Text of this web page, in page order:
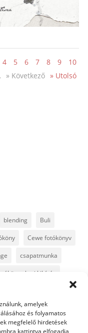
amelyek
és folyamatos
megfelelő hirdetések
kattintva elfogadja
4 5 6 7 8 9
10
» Következő » Utolsó
blending Buli
Cewe fotókönyv
csapatmunka
heti kihívás
karácsony
path
CC